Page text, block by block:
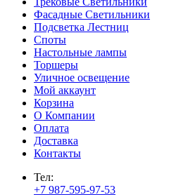
Фасадные Светильники
Подсветка Лестниц
Споты
Настольные лампы
Торшеры
Уличное освещение
Мой аккаунт
Корзина
О Компании
Оплата
Доставка
Контакты
Тел:
+7 987-595-97-53